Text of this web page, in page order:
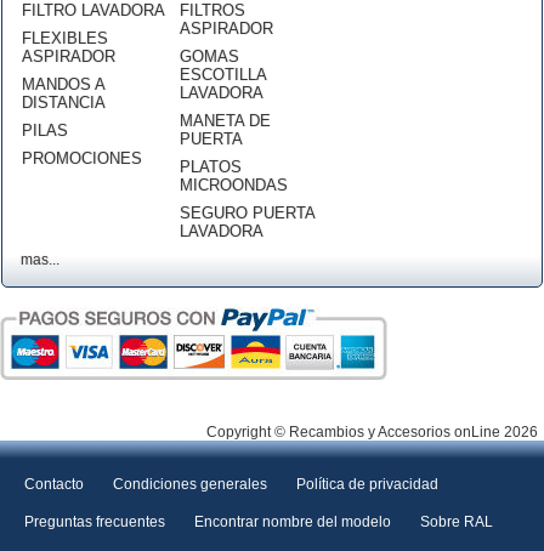
FILTRO LAVADORA
FLEXIBLES
ASPIRADOR
MANDOS A
DISTANCIA
PILAS
PROMOCIONES
FILTROS
ASPIRADOR
GOMAS
ESCOTILLA
LAVADORA
MANETA DE
PUERTA
PLATOS
MICROONDAS
SEGURO PUERTA
LAVADORA
mas...
Copyright © Recambios y Accesorios onLine 2026
Contacto Condiciones generales Política de privacidad
Preguntas frecuentes Encontrar nombre del modelo Sobre RAL